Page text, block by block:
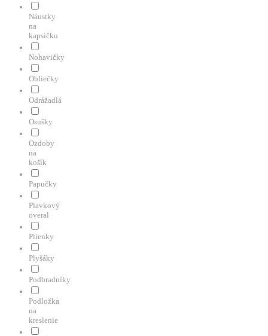
Náustky
na
kapsičku
Nohavičky
Obliečky
Odrážadlá
Osušky
Ozdoby
na
košík
Papučky
Plavkový
overal
Plienky
Plyšáky
Podbradníky
Podložka
na
kreslenie